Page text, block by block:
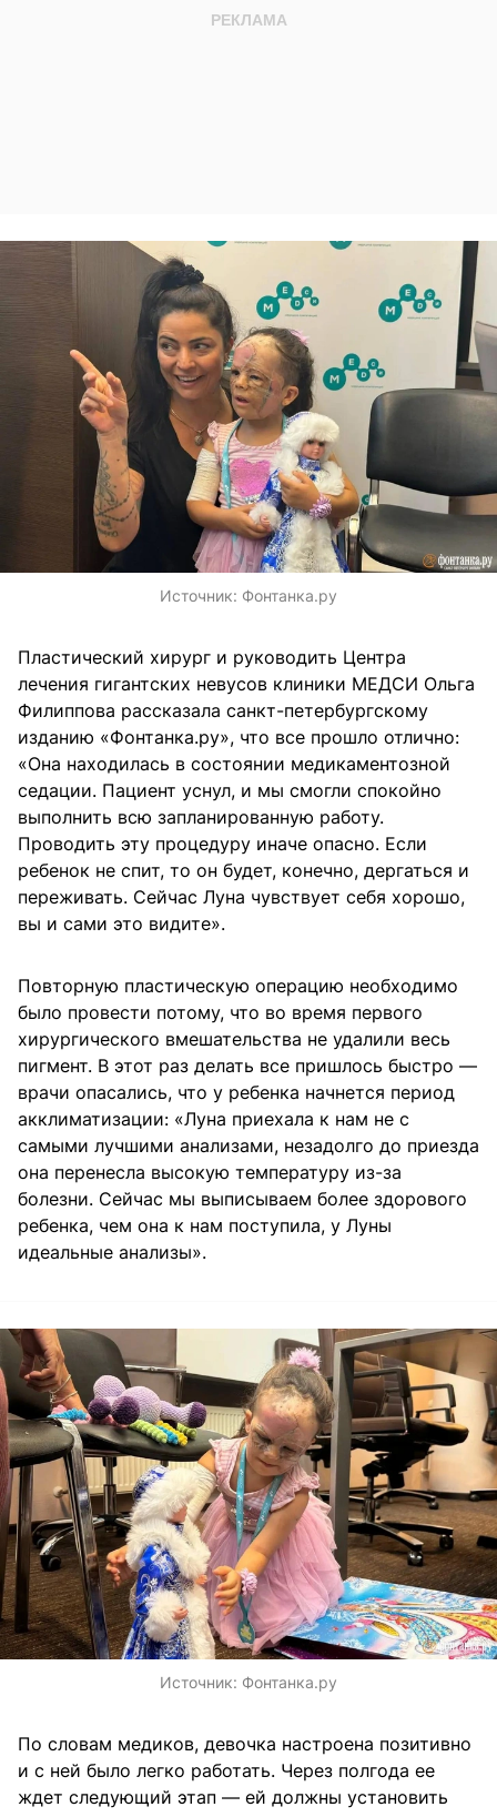
Источник: Фонтанка.ру
Пластический хирург и руководить Центра
лечения гигантских невусов клиники МЕДСИ Ольга
Филиппова рассказала санкт-петербургскому
изданию «Фонтанка.ру», что все прошло отлично:
«Она находилась в состоянии медикаментозной
седации. Пациент уснул, и мы смогли спокойно
выполнить всю запланированную работу.
Проводить эту процедуру иначе опасно. Если
ребенок не спит, то он будет, конечно, дергаться и
переживать. Сейчас Луна чувствует себя хорошо,
вы и сами это видите».
Повторную пластическую операцию необходимо
было провести потому, что во время первого
хирургического вмешательства не удалили весь
пигмент. В этот раз делать все пришлось быстро —
врачи опасались, что у ребенка начнется период
акклиматизации: «Луна приехала к нам не с
самыми лучшими анализами, незадолго до приезда
она перенесла высокую температуру из-за
болезни. Сейчас мы выписываем более здорового
ребенка, чем она к нам поступила, у Луны
идеальные анализы».
Источник: Фонтанка.ру
По словам медиков, девочка настроена позитивно
и с ней было легко работать. Через полгода ее
ждет следующий этап — ей должны установить